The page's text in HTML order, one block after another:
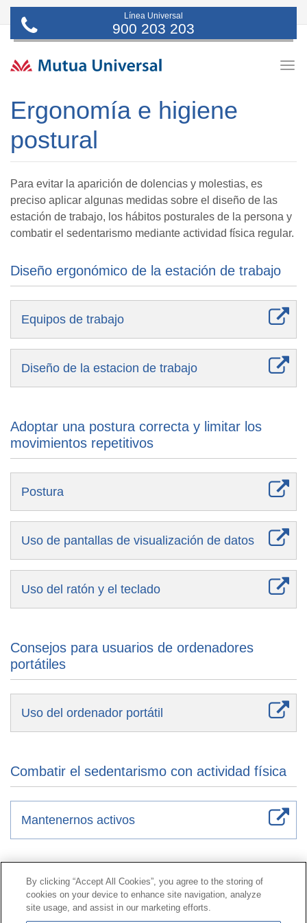
Línea Universal
900 203 203
Ergonomía e higiene
postural
Para evitar la aparición de dolencias y molestias, es
preciso aplicar algunas medidas sobre el diseño de las
estación de trabajo, los hábitos posturales de la persona y
combatir el sedentarismo mediante actividad física regular.
Diseño ergonómico de la estación de trabajo
Equipos de trabajo
Diseño de la estacion de trabajo
Adoptar una postura correcta y limitar los
movimientos repetitivos
Postura
Uso de pantallas de visualización de datos
Uso del ratón y el teclado
Consejos para usuarios de ordenadores
portátiles
Uso del ordenador portátil
Combatir el sedentarismo con actividad física
Mantenernos activos
Línea Universal 900 203 203|Zona Privada Comisión de
Prestaciones Especiales|Zona Privada Proveedor
Sanitario
By clicking “Accept All Cookies”, you agree to the storing of
cookies on your device to enhance site navigation, analyze
site usage, and assist in our marketing efforts.